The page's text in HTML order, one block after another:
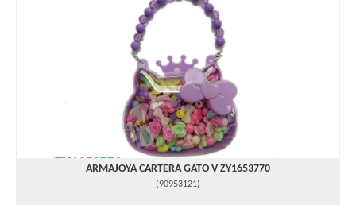
ARMAJOYA CARTERA GATO V ZY1653770
(90953121)